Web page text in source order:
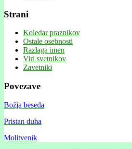
Strani
Koledar praznikov
Ostale osebnosti
Razlaga imen
Viri svetnikov
Zavetniki
Povezave
Božja beseda
Pristan duha
Molitvenik